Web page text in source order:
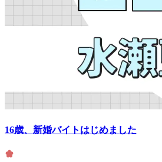
16歳、新婚バイトはじめました